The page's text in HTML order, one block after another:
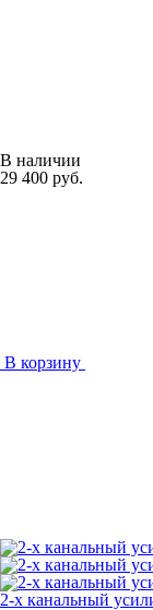
В наличии
29 400 руб.
В корзину
2-х канальный